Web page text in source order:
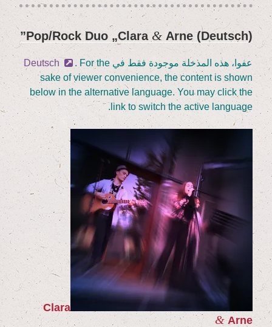
نُشر
(Deutsch) Pop/​Rock Duo
„Cla­ra& Arne”
عفوا، هذه المدخلة موجودة فقط في Deutsch
. For the
sake of view­er con­ve­ni­ence, the con­tent is shown
below in the alter­na­ti­ve lan­guage. You may click the
link to switch the acti­ve language.
Cla­ra
&Arne